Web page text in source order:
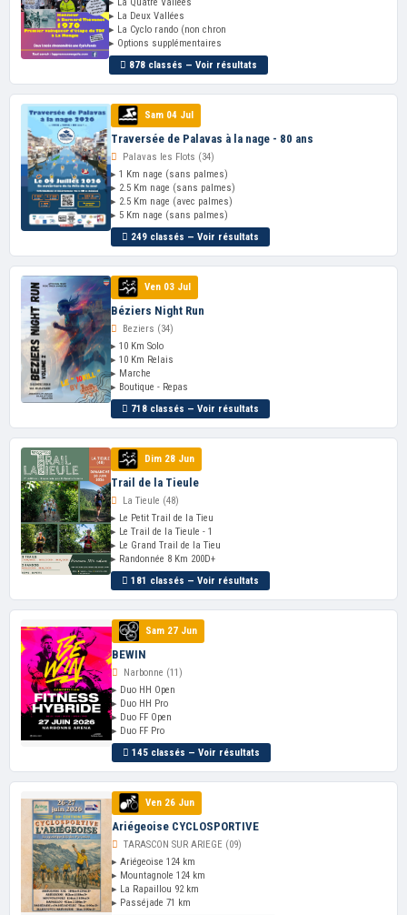
▸ La Deux Vallées
▸ La Cyclo rando (non chron
▸ Options supplémentaires
878 classés — Voir résultats
Sam 04 Jul
Traversée de Palavas à la nage - 80 ans
Palavas les Flots (34)
▸ 1 Km nage (sans palmes)
▸ 2.5 Km nage (sans palmes)
▸ 2.5 Km nage (avec palmes)
▸ 5 Km nage (sans palmes)
249 classés — Voir résultats
Ven 03 Jul
Béziers Night Run
Beziers (34)
▸ 10 Km Solo
▸ 10 Km Relais
▸ Marche
▸ Boutique - Repas
718 classés — Voir résultats
Dim 28 Jun
Trail de la Tieule
La Tieule (48)
▸ Le Petit Trail de la Tieu
▸ Le Trail de la Tieule - 1
▸ Le Grand Trail de la Tieu
▸ Randonnée 8 Km 200D+
181 classés — Voir résultats
Sam 27 Jun
BEWIN
Narbonne (11)
▸ Duo HH Open
▸ Duo HH Pro
▸ Duo FF Open
▸ Duo FF Pro
145 classés — Voir résultats
Ven 26 Jun
Ariégeoise CYCLOSPORTIVE
TARASCON SUR ARIEGE (09)
▸ Ariégeoise 124 km
▸ Mountagnole 124 km
▸ La Rapaillou 92 km
▸ Passéjade 71 km